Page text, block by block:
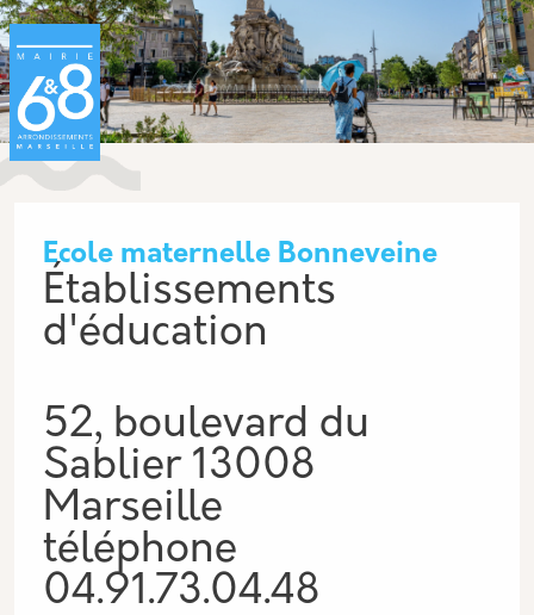
Aller au contenu principal
Ecole maternelle Bonneveine
Établissements
d'éducation
52, boulevard du
Sablier 13008
Marseille
téléphone
04.91.73.04.48
Panneau de gestion des cookies